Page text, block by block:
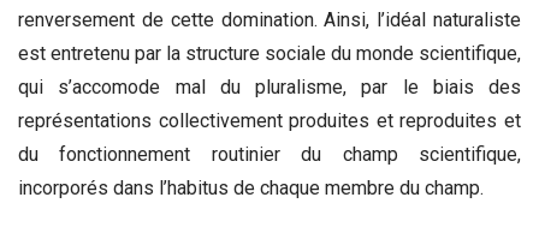
renversement de cette domination. Ainsi, l’idéal naturaliste
est entretenu par la structure sociale du monde scientifique,
qui s’accomode mal du pluralisme, par le biais des
représentations collectivement produites et reproduites et
du fonctionnement routinier du champ scientifique,
incorporés dans l’habitus de chaque membre du champ.